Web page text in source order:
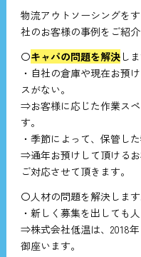
物流アウトソーシングを
社のお客様の事例をご紹介
〇キャパの問題を解決しま
・自社の倉庫や現在お預
スがない。
⇒お客様に応じた作業ス
す。
・季節によって、保管し
⇒通年お預けして頂ける
ご対応させて頂きます。
〇人材の問題を解決します
・新しく募集を出しても人
⇒株式会社低温は、2018
御座います。